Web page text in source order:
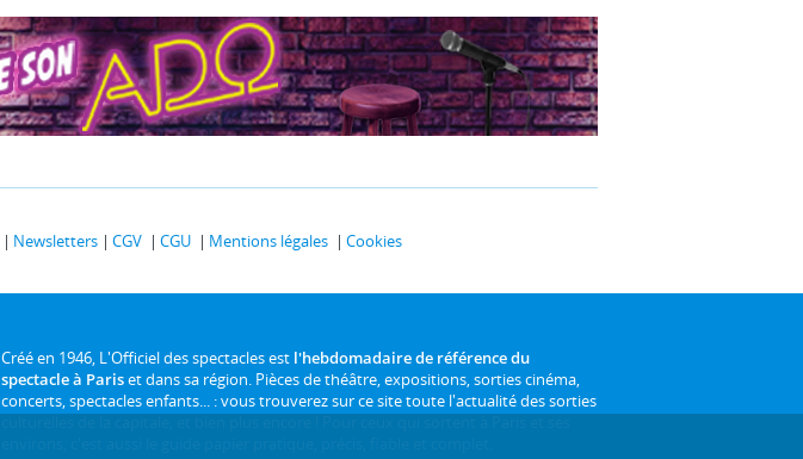
Newsletters CGV CGU Mentions légales Cookies
Créé en 1946, L'Officiel des spectacles est l'hebdomadaire de référence du
spectacle à Pariset dans sa région. Pièces de théâtre, expositions, sorties cinéma,
concerts, spectacles enfants... : vous trouverez sur ce site toute l'actualité des sorties